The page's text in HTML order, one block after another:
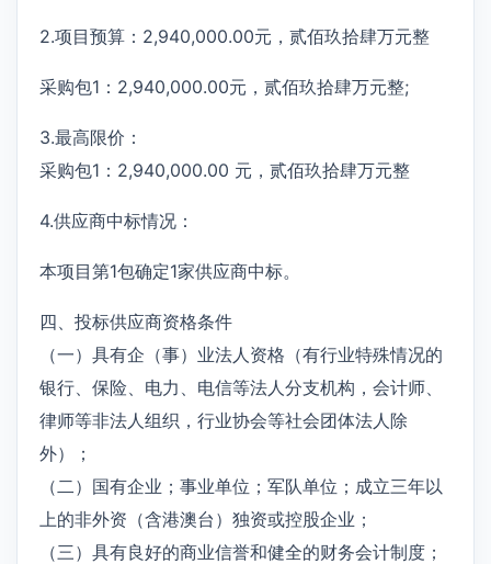
2.项目预算：2,940,000.00元，贰佰玖拾肆万元整
采购包1：2,940,000.00元，贰佰玖拾肆万元整;
3.最高限价：
采购包1：2,940,000.00 元，贰佰玖拾肆万元整
4.供应商中标情况：
本项目第1包确定1家供应商中标。
四、投标供应商资格条件
（一）具有企（事）业法人资格（有行业特殊情况的
银行、保险、电力、电信等法人分支机构，会计师、
律师等非法人组织，行业协会等社会团体法人除
外）；
（二）国有企业；事业单位；军队单位；成立三年以
上的非外资（含港澳台）独资或控股企业；
（三）具有良好的商业信誉和健全的财务会计制度；